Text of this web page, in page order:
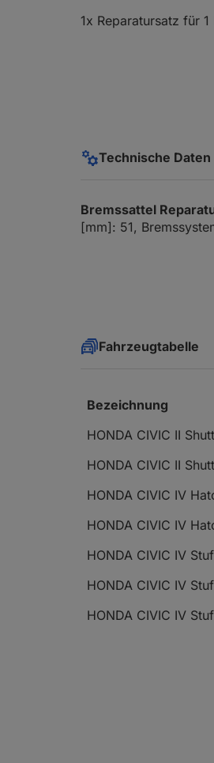
1x Reparatursatz für 1
Technische Daten
Bremssattel
[mm]: 51,
Fahrzeugtabelle
Bezeichnung
HONDA CIVIC II
HONDA CIVIC II
HONDA CIVIC IV
HONDA CIVIC IV
HONDA CIVIC IV
HONDA CIVIC IV
HONDA CIVIC IV